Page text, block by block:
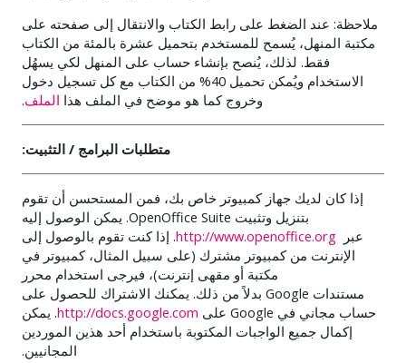
ملاحظة: عند الضغط على رابط الكتاب والانتقال إلى صفحته على
مكتبة المنهل، يُسمح للمستخدم بتحميل عشرة بالمئة من الكتاب
فقط. لذلك، يُنصح بإنشاء حساب على المنهل لكي يسهُل
الاستخدام ويُمكن تحميل 40% من الكتاب مع كل تسجيل دخول
وخروج كما هو موضح في الملف هذا الملف.
متطلبات البرامج / التثبيت:
إذا كان لديك جهاز كمبيوتر خاص بك، فمن المستحسن أن تقوم
بتنزيل وتثبيت OpenOffice Suite. يمكن الوصول إليه
عبر http://www.openoffice.org
. إذا كنت تقوم بالوصول إلى
الإنترنت من كمبيوتر مشترك (على سبيل المثال، كمبيوتر في
مكتبة أو مقهى إنترنت)، فيرجى استخدام محرر
مستندات Google بدلاً من ذلك. يمكنك الاشتراك للحصول على
حساب مجاني في Google على http://docs.google.com. يمكن
إكمال جميع الواجبات المكتوبة باستخدام أحد هذين الموردين
المجانيين.